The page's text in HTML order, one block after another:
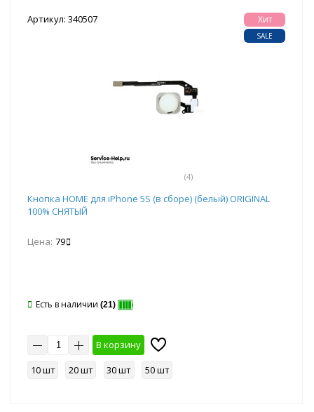
Артикул: 340507
(4)
Хит
SALE
Кнопка HOME для iPhone 5S (в сборе) (белый) ORIGINAL
100% СНЯТЫЙ
Цена: 79
Есть в наличии (21)
В корзину
10 шт
20 шт 30 шт 50 шт